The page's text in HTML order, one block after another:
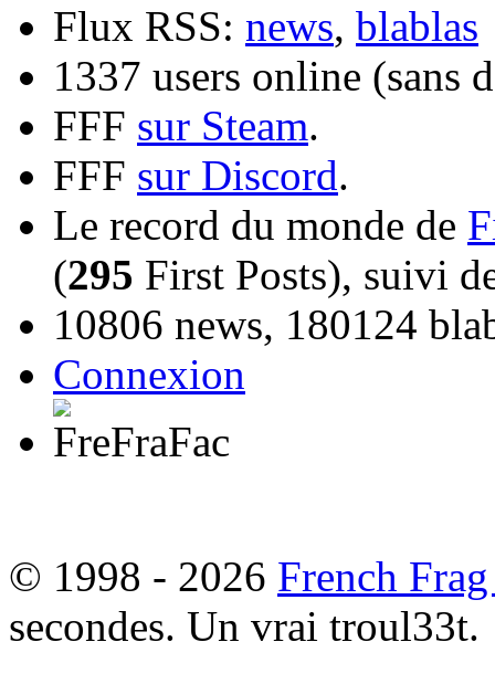
Flux RSS: news, blablas
1337 users online (sans
FFF sur Steam.
FFF sur Discord.
Le record du monde de
(295 First Posts), suivi
10806 news, 180124
Connexion
© 1998 - 2026 French
secondes. Un vrai troul33t.